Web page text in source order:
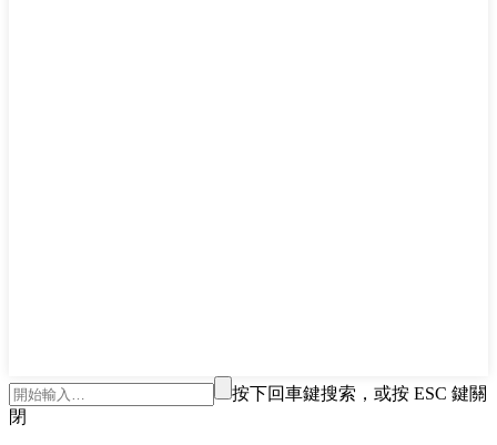
按下回車鍵搜索，或按 ESC 鍵關
閉